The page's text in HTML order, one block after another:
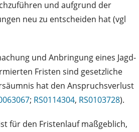
und aufgrund der
neu zu entscheiden hat (vgl
und Anbringung eines Jagd-
Fristen sind gesetzliche
hat den Anspruchsverlust
; RS0114304, RS0103728).
für den Fristenlauf maßgeblich,